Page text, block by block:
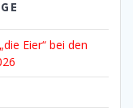
Eier“ bei den